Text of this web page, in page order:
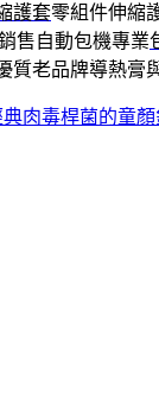
護套零組件伸縮
售自動包機專業
質老品牌導熱膏
肉毒桿菌的童